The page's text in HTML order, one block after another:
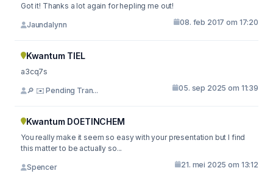
Got it! Thanks a lot again for hepling me out!
Jaundalynn 08. feb 2017 om 17:20
Kwantum TIEL
a3cq7s
🔎 ✉️ Pending Tran... 05. sep 2025 om 11:39
Kwantum DOETINCHEM
You really make it seem so easy with your presentation but I find
this matter to be actually so...
Spencer 21. mei 2025 om 13:12